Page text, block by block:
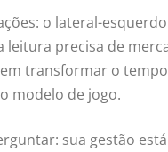
o lateral-
leitura precisa de
transformar o
modelo de jogo.
sua gestão